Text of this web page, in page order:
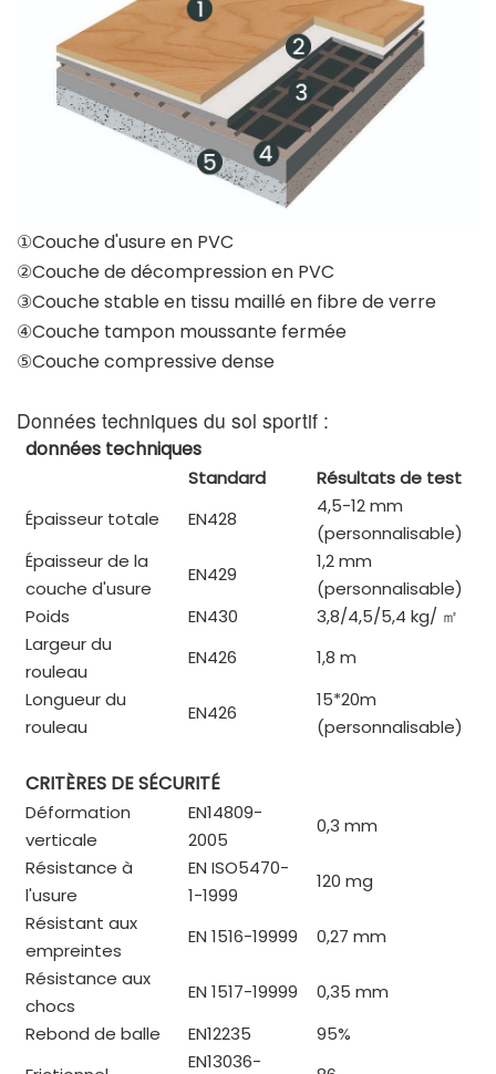
①Couche d'usure en PVC
②Couche de décompression en PVC
③Couche stable en tissu maillé en fibre de verre
④Couche tampon moussante fermée
⑤Couche compressive dense
Données techniques du sol sportif :
données techniques
Standard
Résultats de test
Épaisseur totale
EN428
4,5-12 mm
(personnalisable)
Épaisseur de la
couche d'usure
EN429
1,2 mm
(personnalisable)
Poids
EN430 3,8/4,5/5,4 kg/ ㎡
Largeur du
rouleau
EN426
1,8 m
Longueur du
rouleau
EN426
15*20m
(personnalisable)
CRITÈRES DE SÉCURITÉ
Déformation
verticale
EN14809-
2005
0,3 mm
Résistance à
l'usure
EN ISO5470-
1-1999
120 mg
Résistant aux
empreintes
EN 1516-19999
0,27 mm
Résistance aux
chocs
EN 1517-19999
0,35 mm
Rebond de balle
EN12235
95%
EN13036-